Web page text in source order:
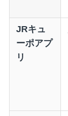
JRキュ
ーポアプ
リ